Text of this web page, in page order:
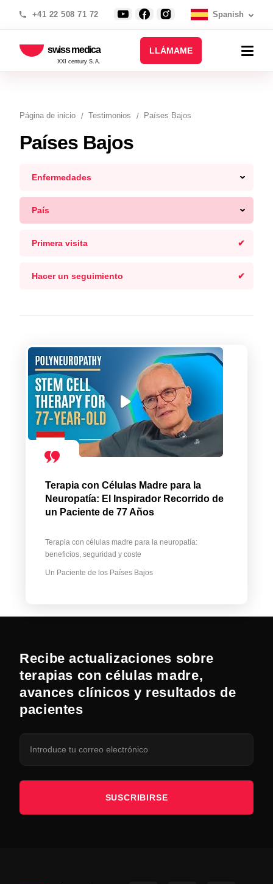
+41 22 508 71 72 Spanish
swiss medica
XXI century S.A.
LLÁMAME
Página de inicio Testimonios Países Bajos
Países Bajos
Enfermedades
País
Primera visita
Hacer un seguimiento
Terapia con Células Madre para la
Neuropatía: El Inspirador Recorrido de
un Paciente de 77 Años
Terapia con células madre para la neuropatía:
beneficios, seguridad y coste
Un Paciente de los Países Bajos
Recibe actualizaciones sobre
terapias con células madre,
avances clínicos y resultados de
pacientes
SUSCRIBIRSE